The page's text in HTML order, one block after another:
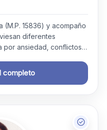
15836) y acompaño
diferentes
por ansiedad, conflictos…
completo